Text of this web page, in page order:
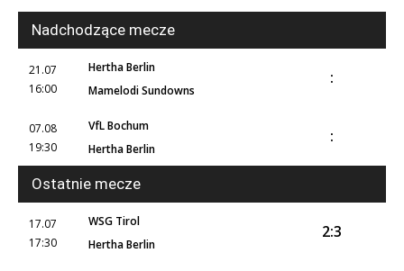
Nadchodzące mecze
21.07
16:00
Hertha Berlin
Mamelodi Sundowns
:
07.08
19:30
VfL Bochum
Hertha Berlin
:
Ostatnie mecze
17.07
17:30
WSG Tirol
Hertha Berlin
2:3